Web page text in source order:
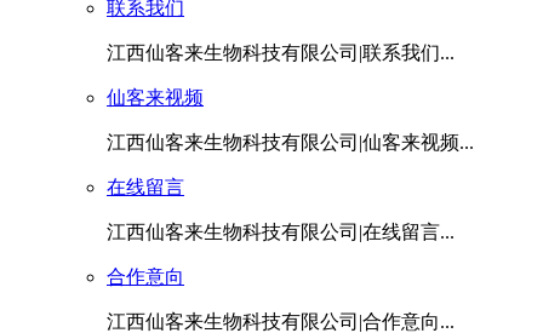
联系我们
江西仙客来生物科技有限公司|联系我们...
仙客来视频
江西仙客来生物科技有限公司|仙客来视频...
在线留言
江西仙客来生物科技有限公司|在线留言...
合作意向
江西仙客来生物科技有限公司|合作意向...